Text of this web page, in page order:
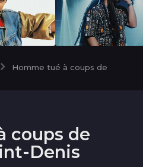
Homme tué à coups de
coups de
Denis